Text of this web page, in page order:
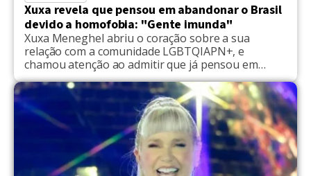
Xuxa revela que pensou em abandonar o Brasil
devido a homofobia: "Gente imunda"
Xuxa Meneghel abriu o coração sobre a sua
relação com a comunidade LGBTQIAPN+, e
chamou atenção ao admitir que já pensou em
deixar o Brasil por causa da sua insatisfação com a
questão da intolerância. "O negócio é olhar,
aceitar, ter empatia, amor, carinho, ter
acolhimento por todas as diferenças… Todos que
sofrem uma pressão […]